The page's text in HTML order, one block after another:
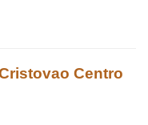
Centro